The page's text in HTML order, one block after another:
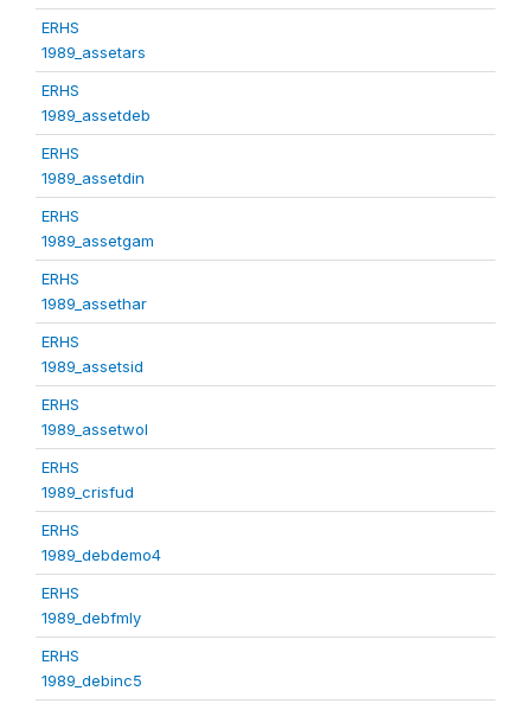
ERHS
1989_assetars
ERHS
1989_assetdeb
ERHS
1989_assetdin
ERHS
1989_assetgam
ERHS
1989_assethar
ERHS
1989_assetsid
ERHS
1989_assetwol
ERHS
1989_crisfud
ERHS
1989_debdemo4
ERHS
1989_debfmly
ERHS
1989_debinc5